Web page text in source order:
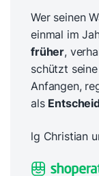
Wer seinen
einmal im
früher,
schützt
Anfangen,
als
lg Christian